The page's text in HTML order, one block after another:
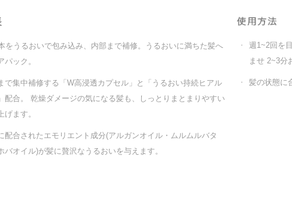
をうるおいで包み込み、内部まで補修。うるおいに満ちた髪へ
パック。
で集中補修する「W高浸透カプセル」と「うるおい持続ヒアル
配合。 乾燥ダメージの気になる髪も、しっとりまとまりやすい
げます。
配合されたエモリエント成分(アルガンオイル・ムルムルバタ
バオイル)が髪に贅沢なうるおいを与えます。
・
週1~2回を
ませ 2~3分
・ 髪の状態に